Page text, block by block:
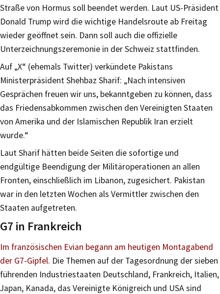
Straße von Hormus soll beendet werden. Laut US-Präsident
Donald Trump wird die wichtige Handelsroute ab Freitag
wieder geöffnet sein. Dann soll auch die offizielle
Unterzeichnungszeremonie in der Schweiz stattfinden.
Auf „X“ (ehemals Twitter) verkündete Pakistans
Ministerpräsident Shehbaz Sharif: „Nach intensiven
Gesprächen freuen wir uns, bekanntgeben zu können, dass
das Friedensabkommen zwischen den Vereinigten Staaten
von Amerika und der Islamischen Republik Iran erzielt
wurde.“
Laut Sharif hätten beide Seiten die sofortige und
endgültige Beendigung der Militäroperationen an allen
Fronten, einschließlich im Libanon, zugesichert. Pakistan
war in den letzten Wochen als Vermittler zwischen den
Staaten aufgetreten.
G7 in Frankreich
Im französischen Evian begann am heutigen Montagabend
der G7-Gipfel. Die Themen auf der Tagesordnung der sieben
führenden Industriestaaten Deutschland, Frankreich, Italien,
Japan, Kanada, das Vereinigte Königreich und USA sind